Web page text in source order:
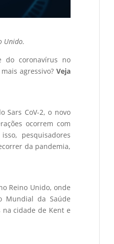
Unido.
do coronavírus no
agressivo?Veja
Sars CoV-2, o novo
ocorrem com
pesquisadores
da pandemia,
Reino Unido, onde
Mundial da Saúde
cidade de Kent e